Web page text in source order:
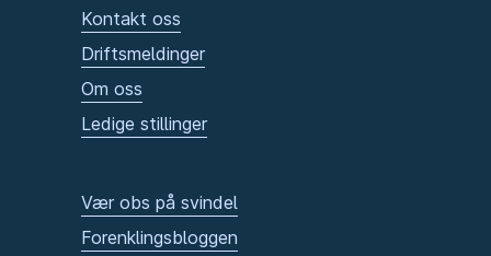
Kontakt oss
Driftsmeldinger
Om oss
Ledige stillinger
Vær obs på svindel
Forenklingsbloggen